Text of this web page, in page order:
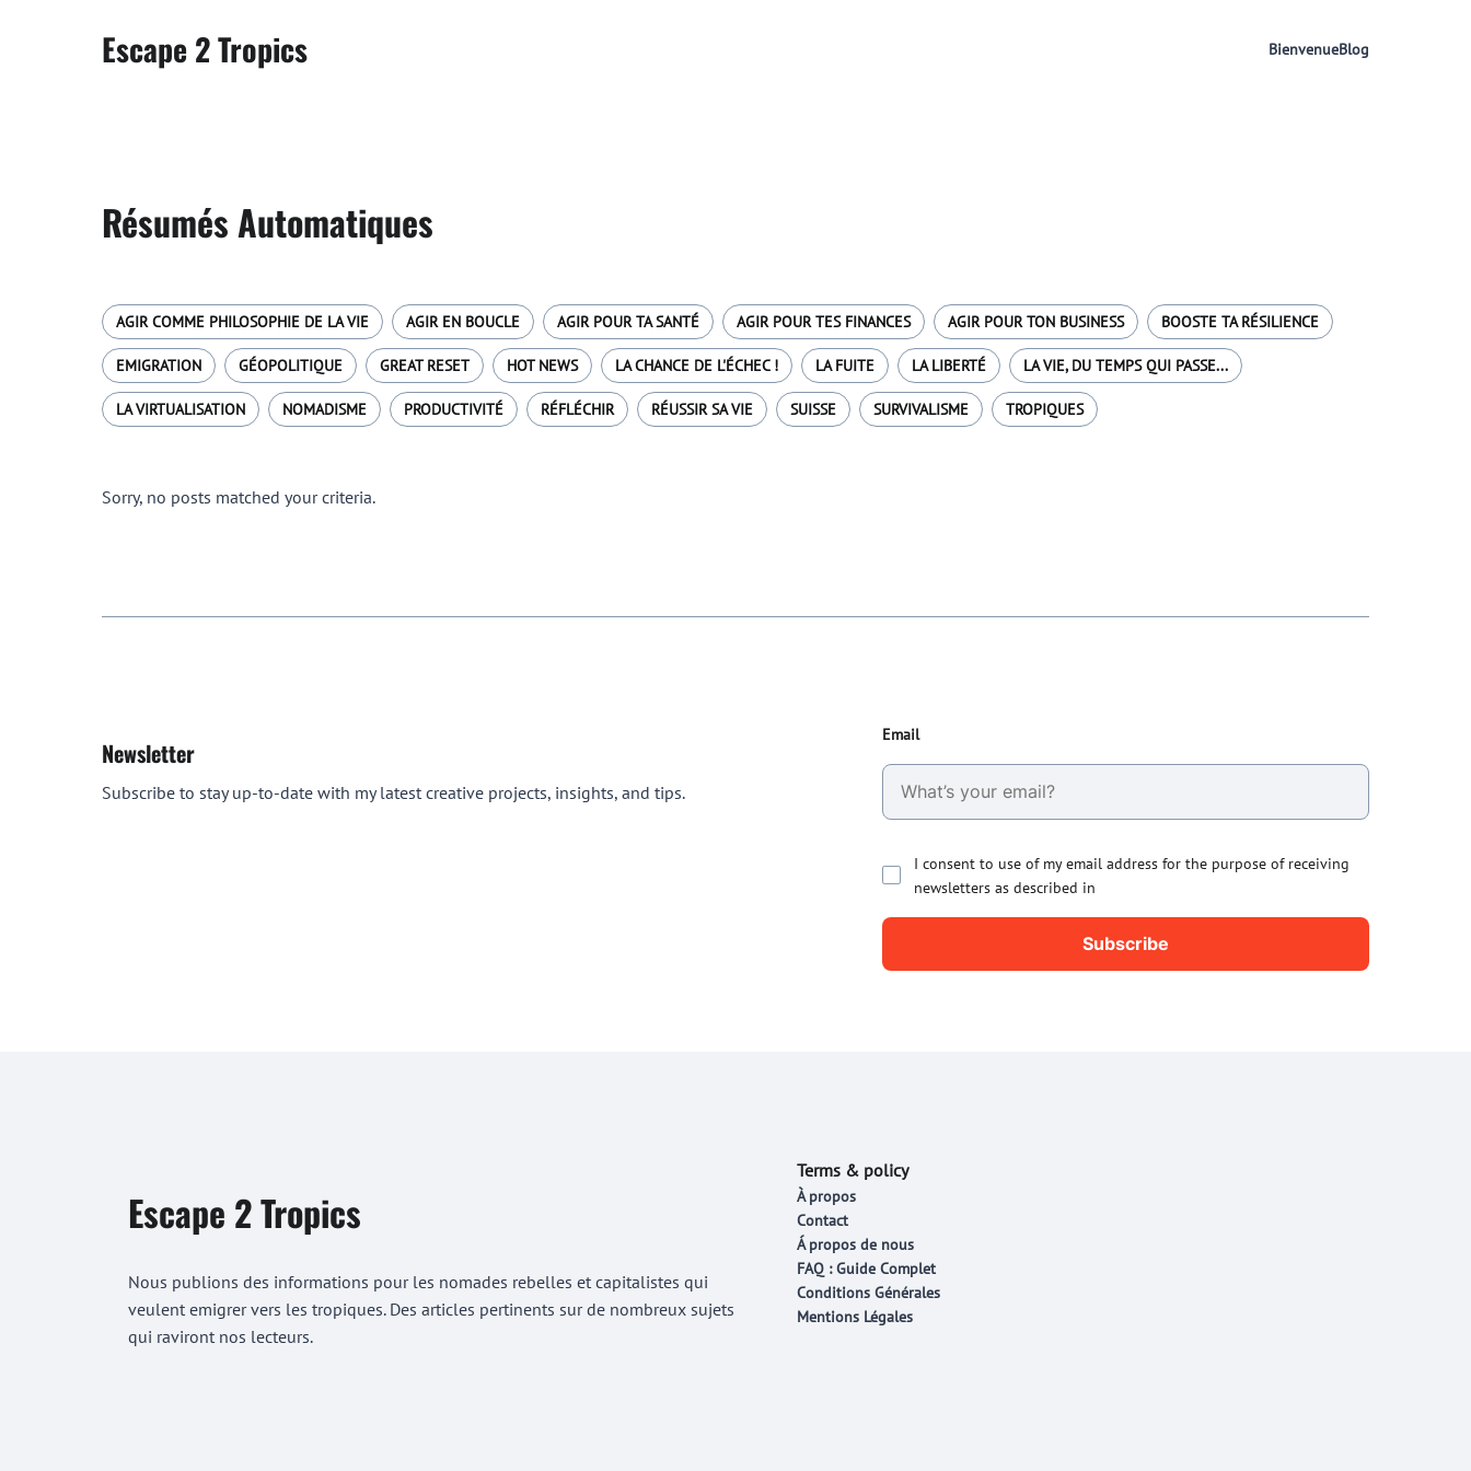
Escape 2 Tropics BienvenueBlog
Résumés Automatiques
AGIR COMME PHILOSOPHIE DE LA VIE AGIR EN BOUCLE AGIR POUR TA SANTÉ AGIR POUR TES FINANCES AGIR POUR TON BUSINESS BOOSTE TA RÉSILIENCE
EMIGRATION GÉOPOLITIQUE GREAT RESET HOT NEWS LA CHANCE DE L'ÉCHEC ! LA FUITE LA LIBERTÉ LA VIE, DU TEMPS QUI PASSE...
LA VIRTUALISATION NOMADISME PRODUCTIVITÉ RÉFLÉCHIR RÉUSSIR SA VIE SUISSE SURVIVALISME TROPIQUES
Sorry, no posts matched your criteria.
Newsletter
Subscribe to stay up-to-date with my latest creative projects, insights, and tips.
Email
I consent to use of my email address for the purpose of receiving
newsletters as described in
Escape 2 Tropics
Nous publions des informations pour les nomades rebelles et capitalistes qui
veulent emigrer vers les tropiques. Des articles pertinents sur de nombreux sujets
qui raviront nos lecteurs.
Terms & policy
À propos
Contact
Á propos de nous
FAQ : Guide Complet
Conditions Générales
Mentions Légales